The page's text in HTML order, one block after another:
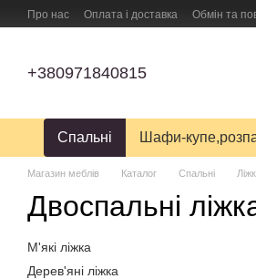
Перейти до основного контенту
Про нас Оплата і доставка Обмін та
+380971840815
Спальні Шафи-
Магазин меблів Каталог Спальні
Двоспальні
М'які ліжка
Дерев'яні ліжка